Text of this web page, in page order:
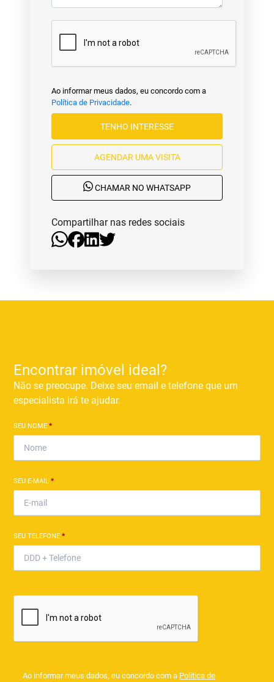
Ao informar meus dados, eu concordo com a
Política de Privacidade.
TENHO INTERESSE
AGENDAR UMA VISITA
CHAMAR NO WHATSAPP
Compartilhar nas redes sociais
Encontrar imóvel ideal?
Não se preocupe. Deixe seu email e telefone que um
especialista irá te ajudar.
SEU NOME*
SEU E-MAIL*
SEU TELEFONE*
Ao informar meus dados, eu concordo com a Política de